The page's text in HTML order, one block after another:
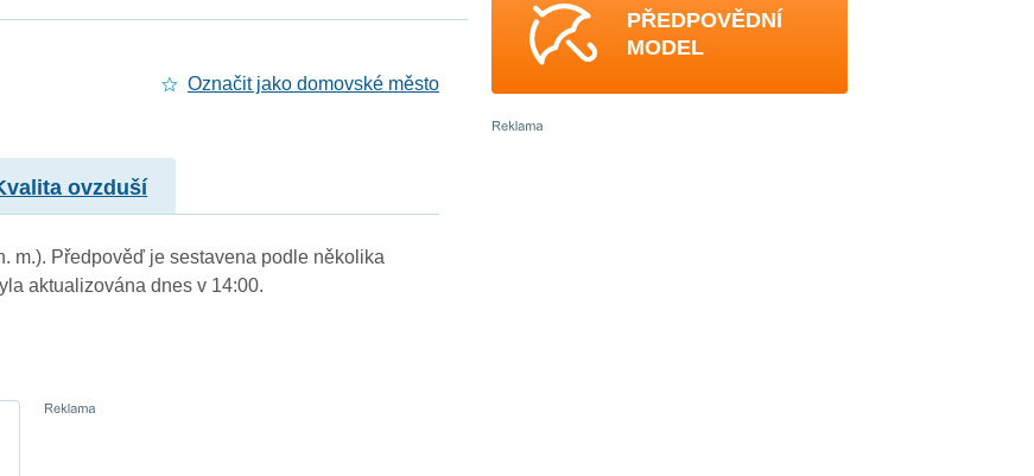
Označit jako domovské město
ovzduší
m.). Předpověď je sestavena podle několika
aktualizována dnes v 14:00.
PŘEDPOVĚDNÍ
MODEL